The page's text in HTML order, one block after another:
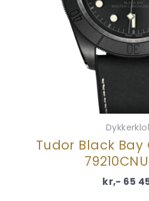
Tudor Black Bay
kr,- 65